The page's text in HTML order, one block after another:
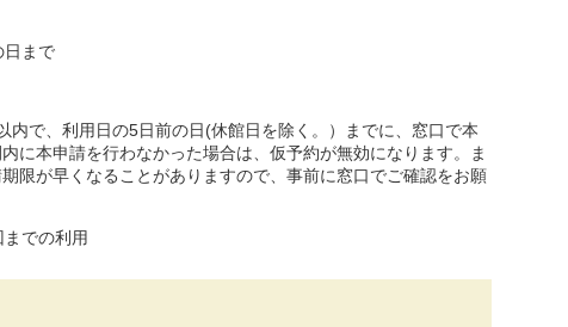
日まで
内で、利用日の5日前の日(休館日を除く。）までに、窓口で本
に本申請を行わなかった場合は、仮予約が無効になります。ま
限が早くなることがありますので、事前に窓口でご確認をお願
での利用